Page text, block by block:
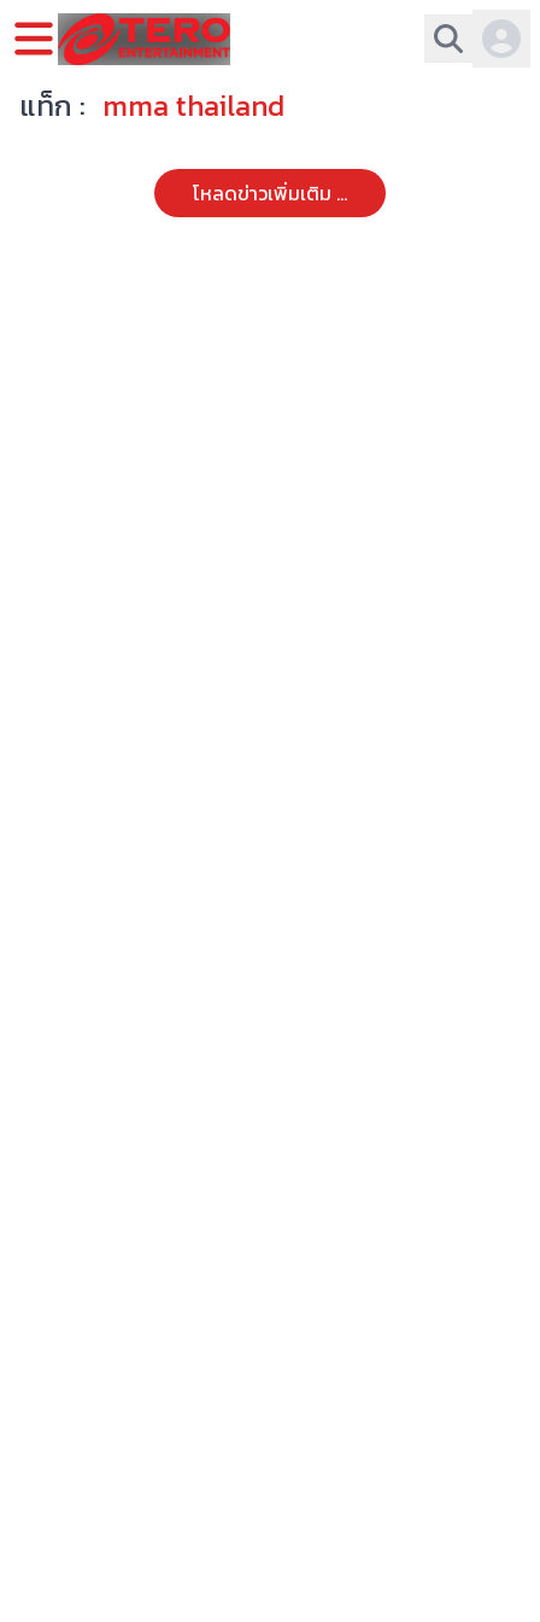
แท็ก : mma thailand
โหลดข่าวเพิ่มเติม ...